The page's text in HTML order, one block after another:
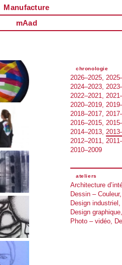
Manufacture
mAad
chronologie
2026–2025
2024–2023
2022–2021
2020–2019
2018–2017
2016–2015
2014–2013
2012–2011
2010–2009
ateliers
Architecture
Dessin – Couleur
Design industriel
Design graphique
Photo – vidéo